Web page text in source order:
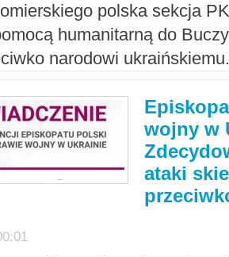
polska sekcja
humanitarną do
narodowi
wojny w
ataki